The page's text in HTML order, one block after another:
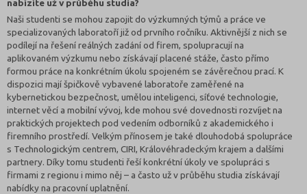
nabízíte už v průběhu studia?
Naši studenti se mohou zapojit do výzkumných týmů a práce ve
specializovaných laboratoří již od prvního ročníku. Aktivnější z nich se
podílejí na řešení reálných zadání od firem, spolupracují na
aplikovaném výzkumu nebo získávají placené stáže, často přímo
formou práce na konkrétním úkolu spojeném se závěrečnou prací. K
dispozici mají špičkově vybavené laboratoře zaměřené na
kybernetickou bezpečnost, umělou inteligenci, síťové technologie,
internet věcí a mobilní vývoj, kde mohou své dovednosti rozvíjet na
praktických projektech pod vedením odborníků z akademického i
firemního prostředí. Velkým přínosem je také dlouhodobá spolupráce
s Technologickým centrem, CIRI, Královéhradeckým krajem a dalšími
partnery. Díky tomu studenti řeší konkrétní úkoly ve spolupráci s
firmami z regionu i mimo něj – a často už v průběhu studia získávají
nabídky na pracovní uplatnění.